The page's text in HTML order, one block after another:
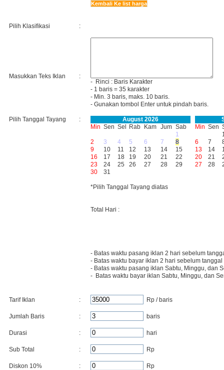
Kembali Ke list harga
Pilih Klasifikasi :
Masukkan Teks Iklan :
- Rinci : Baris Karakter
- 1 baris = 35 karakter
- Min. 3 baris, maks. 10 baris.
- Gunakan tombol Enter untuk pindah baris.
Pilih Tanggal Tayang :
August 2026
Min Sen Sel Rab Kam Jum Sab
1
2
3 4 5 6 7
8
9
10 11 12 13 14
15
16
17 18 19 20 21
22
23
24 25 26 27 28
29
30
31
Min Sen
6
7
13
14
20
21
27
28
*Pilih Tanggal Tayang diatas
Total Hari :
- Batas waktu pasang iklan 2 hari sebelum
- Batas waktu bayar iklan 2 hari sebelum tanggal
- Batas waktu pasang iklan Sabtu, Minggu, dan
- Batas waktu bayar iklan Sabtu, Minggu, dan
Tarif Iklan : Rp / baris
Jumlah Baris : baris
Durasi : hari
Sub Total : Rp
Diskon 10% : Rp